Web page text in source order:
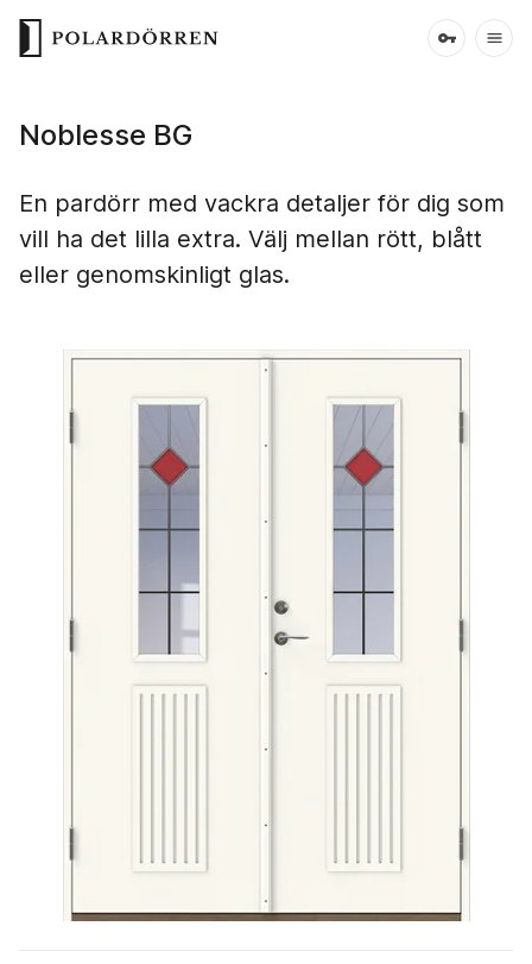
Noblesse BG
En pardörr med vackra detaljer för dig som
vill ha det lilla extra. Välj mellan rött, blått
eller genomskinligt glas.